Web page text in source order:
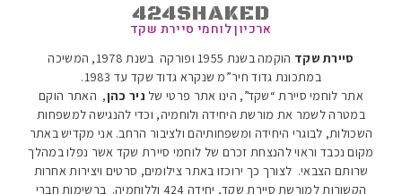
424SHAKED
ארכיון לוחמי סיירת שקד
סיירת שקד
הוקמה בשנת 1955 ופורקה בשנת 1978, המשיכה
במתכונת גדוד חיר”מ שנקרא גדוד שקד עד 1983
.
אתר לוחמי סיירת “שקד”, הינו אתר פרטי של ניר כהן, האתר הוקם
במטרה לשמר את מורשת היחידה ולוחמיה, וכדי להנגישה למשפחות
השכולות, לבוגרי היחידה ומשפחותיהם ולציבור הרחב. אני מקדיש באתר
מקום נכבד וראוי להנצחת זכרם של לוחמי סיירת שקד אשר נפלו במהלך
שרותם הצבאי. לצורך כך ירוכזו באתר צילומים, סרטים ויצירות אחרות
הקשורות למורשת סיירת שקד, יחידה 424 וללוחמיה.
ברשימות חברי